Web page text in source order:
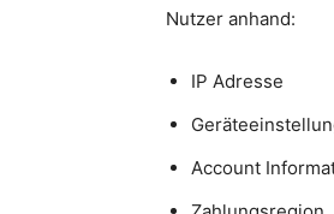
Nutzer anhand:
IP Adresse
Account